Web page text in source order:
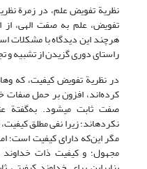
نظریة تفویض علم، در زمرة
تفویض، علم به صفت الهی، از
هرچند این دیدگاه با مشکلات
راستای دوری گزیدن از تشبیه
در نظریة تفویض کیفیت، که
کرده‌اند، افزون بر حمل صفات
صفت ثابت می‏شود. به‌گفتة
نکرده‏اند؛ زیرا نفی مطلق
مگر این‌که دارای کیفیت است؛
مجهول؛ و کیفیت ذات